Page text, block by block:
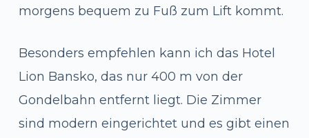
morgens bequem zu Fuß zum Lift kommt.
Besonders empfehlen kann ich das Hotel
Lion Bansko, das nur 400 m von der
Gondelbahn entfernt liegt. Die Zimmer
sind modern eingerichtet und es gibt einen